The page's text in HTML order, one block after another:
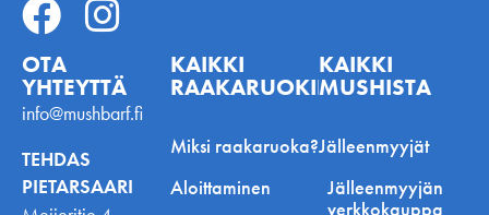
Lempimurre Oy
Kauppakatu 20, 78200 Varkaus, Suomi
Peten Koiratarvike Oulu
Kaakkurinkulma 4, 90420 Oulu, Suomi
Dogman and Friends Kaari
RAAKARUOKINNAN ALOITTAMINEN